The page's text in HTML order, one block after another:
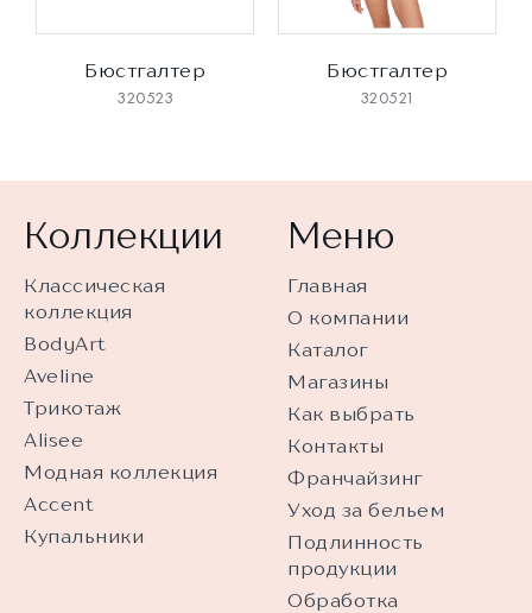
Бюстгалтер
320523
Бюстгалтер
320521
Коллекции
Классическая
коллекция
BodyArt
Aveline
Трикотаж
Alisee
Модная коллекция
Accent
Купальники
Меню
Главная
О компании
Каталог
Магазины
Как выбрать
Контакты
Франчайзинг
Уход за бельем
Подлинность
продукции
Обработка